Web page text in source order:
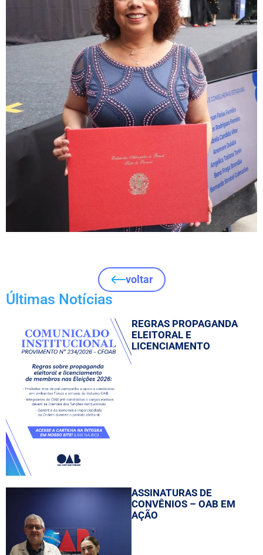
voltar
Últimas Notícias
REGRAS PROPAGANDA
ELEITORAL E
LICENCIAMENTO
ASSINATURAS DE
CONVÊNIOS – OAB EM
AÇÃO